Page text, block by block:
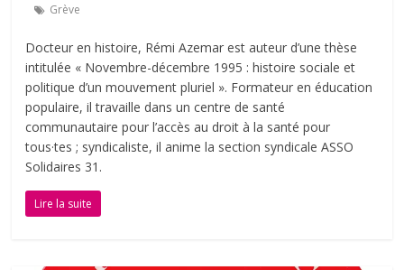
Grève
Docteur en histoire, Rémi Azemar est auteur d’une thèse
intitulée « Νοvembre-décembre 1995 : histoire sociale et
politique d’un mouvement pluriel ». Formateur en éducation
populaire, il travaille dans un centre de santé
communautaire pour l’accès au droit à la santé pour
tous·tes ; syndicaliste, il anime la section syndicale ASSO
Solidaires 31.
Lire la suite